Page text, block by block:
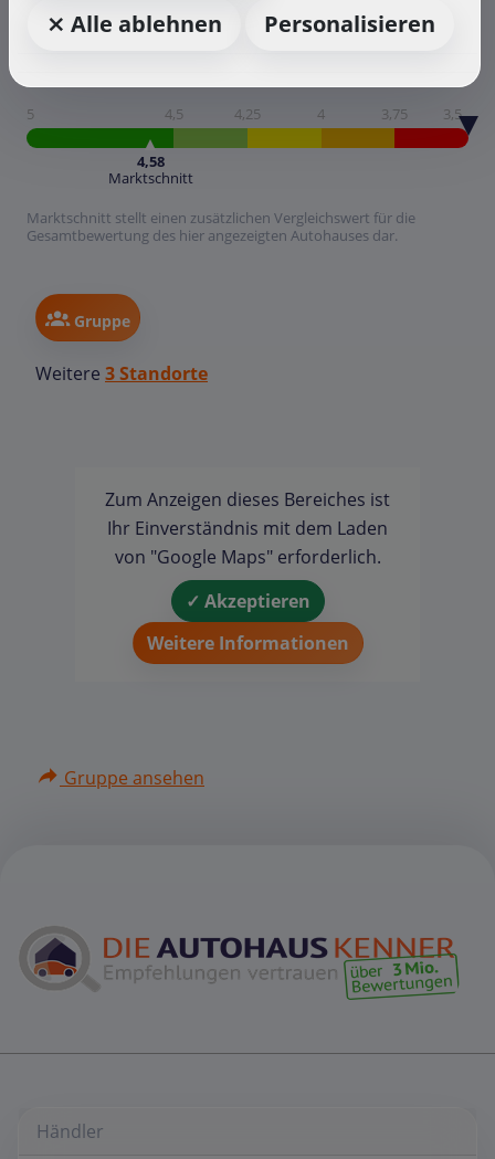
5 4,5 4,25 4 3,75 3,5
4,58
Marktschnitt
Marktschnitt stellt einen zusätzlichen Vergleichswert für die
Gesamtbewertung des hier angezeigten Autohauses dar.
Gruppe
Weitere 3 Standorte
Zum Anzeigen dieses Bereiches ist
Ihr Einverständnis mit dem Laden
von "Google Maps" erforderlich.
✓ Akzeptieren
Weitere Informationen
Gruppe ansehen
Händler
⨯ Alle ablehnen
Personalisieren